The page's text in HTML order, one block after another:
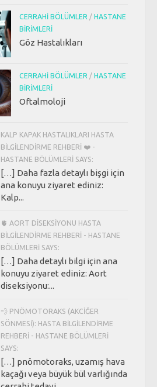
CERRAHI BÖLÜMLER / HASTANE
BIRIMLERI
Göz Hastalıkları
CERRAHI BÖLÜMLER / HASTANE
BIRIMLERI
Oftalmoloji
KALP KAPAK HASTALIKLARI HASTA
BILGILENDIRME REHBERI ❤️ -
HASTANE BÖLÜMLERI SAYS:
[…] Daha fazla detaylı bişgi için
ana konuyu ziyaret ediniz:
Kalp...
🫀 AORT DISEKSIYONU HASTA
BILGILENDIRME REHBERI - HASTANE
BÖLÜMLERI SAYS:
[…] Daha detaylı bilgi için ana
konuyu ziyaret ediniz: Aort
diseksiyonu:...
💨 PNÖMOTORAKS (AKCIĞER
SÖNMESI): HASTA BILGILENDIRME
REHBERI - HASTANE BÖLÜMLERI
SAYS:
[…] pnömotoraks, uzamış hava
kaçağı veya büyük bül varlığında